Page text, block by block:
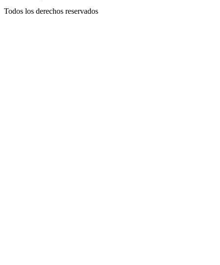
Todos los derechos reservados